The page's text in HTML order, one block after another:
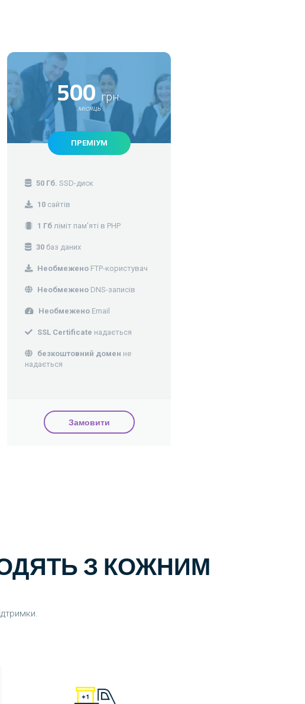
500грн.
місяць
ПРЕМІУМ
50 Гб. SSD-диск
10 сайтів
1 Гб ліміт пам'яті в PHP
30 баз даних
Необмежено FTP-користувач
Необмежено DNS-записів
Необмежено Email
SSL Certificate надається
безкоштовний домен не
надається
Замовити
З КОЖНИМ